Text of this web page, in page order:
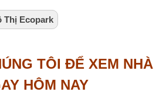
Thị Ecopark
TÔI ĐỂ XEM NHÀ
HÔM NAY